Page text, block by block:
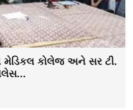
મેડિકલ કોલેજ અને સર ટી.